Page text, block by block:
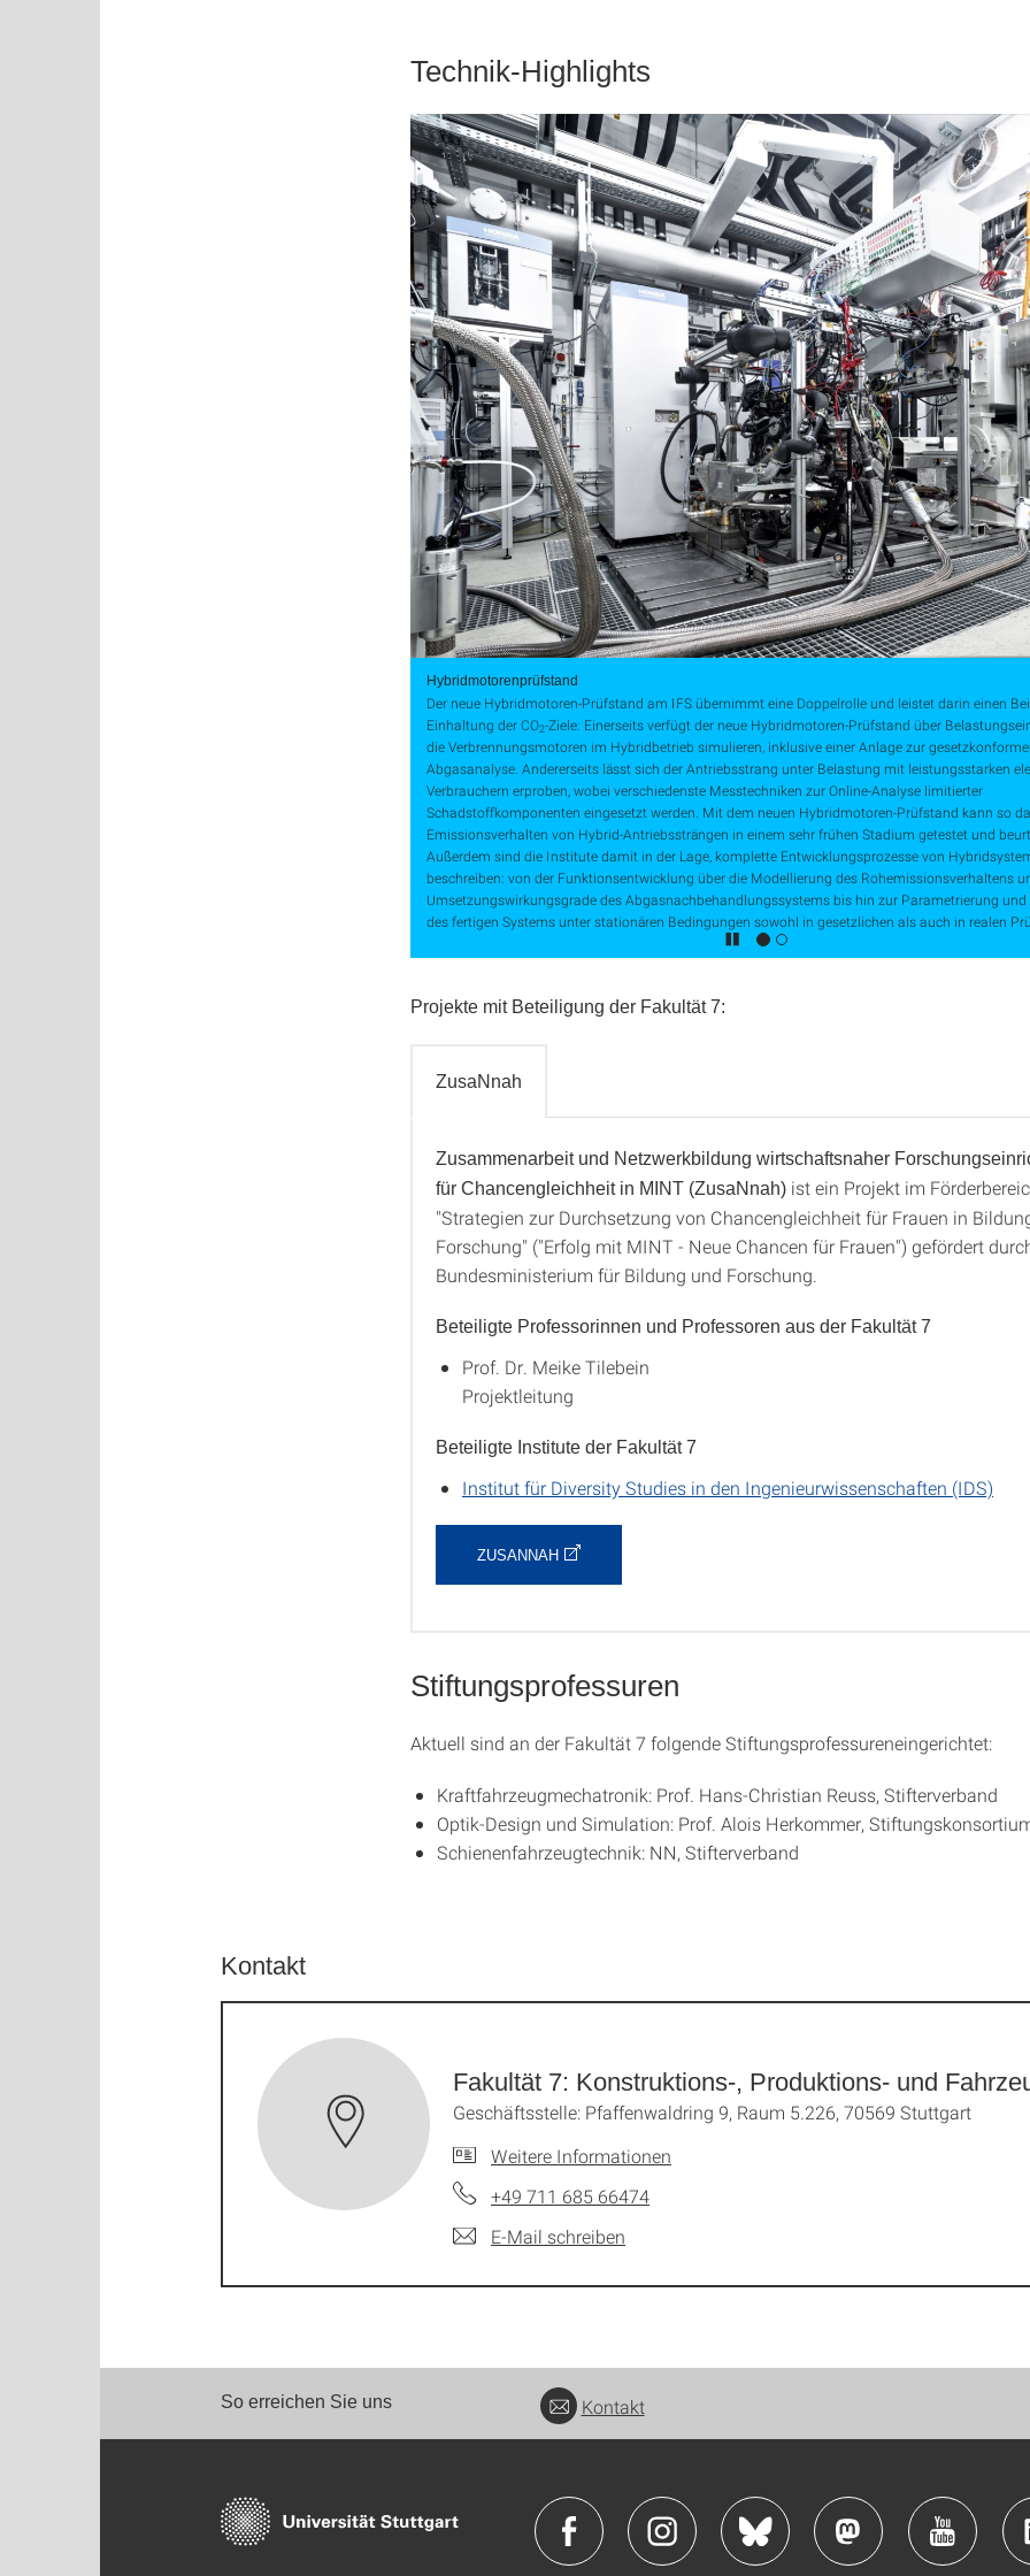
Technik-Highlights
Hybridmotorenprüfstand
Der neue Hybridmotoren-Prüfstand am IFS übernimmt eine Doppelrolle und leistet darin einen
Einhaltung der CO2-Ziele: Einerseits verfügt der neue Hybridmotoren-Prüfstand über
die Verbrennungsmotoren im Hybridbetrieb simulieren, inklusive einer Anlage zur
Abgasanalyse. Andererseits lässt sich der Antriebsstrang unter Belastung mit leistungsstarken
Verbrauchern erproben, wobei verschiedenste Messtechniken zur Online-Analyse limitierter
Schadstoffkomponenten eingesetzt werden. Mit dem neuen Hybridmotoren-Prüfstand kann so
Emissionsverhalten von Hybrid-Antriebssträngen in einem sehr frühen Stadium getestet und
Außerdem sind die Institute damit in der Lage, komplette Entwicklungsprozesse von
beschreiben: von der Funktionsentwicklung über die Modellierung des Rohemissionsverhaltens
Umsetzungswirkungsgrade des Abgasnachbehandlungssystems bis hin zur Parametrierung
des fertigen Systems unter stationären Bedingungen sowohl in gesetzlichen als auch in realen
Projekte mit Beteiligung der Fakultät 7:
ZusaNnah
ZusaNnah
Zusammenarbeit und Netzwerkbildung wirtschaftsnaher
für Chancengleichheit in MINT (ZusaNnah) ist ein Projekt im
"Strategien zur Durchsetzung von Chancengleichheit für Frauen in
Forschung" ("Erfolg mit MINT - Neue Chancen für Frauen") gefördert
Bundesministerium für Bildung und Forschung.
Beteiligte Professorinnen und Professoren aus der Fakultät 7
Prof. Dr. Meike Tilebein
Projektleitung
Beteiligte Institute der Fakultät 7
Institut für Diversity Studies in den Ingenieurwissenschaften (IDS)
ZUSANNAH
Stiftungsprofessuren
Aktuell sind an der Fakultät 7 folgende Stiftungsprofessureneingerichtet:
Kraftfahrzeugmechatronik: Prof. Hans-Christian Reuss, Stifterverband
Optik-Design und Simulation: Prof. Alois Herkommer,
Schienenfahrzeugtechnik: NN, Stifterverband
Kontakt
Fakultät 7: Konstruktions-, Produktions- und
Geschäftsstelle: Pfaffenwaldring 9, Raum 5.226, 70569 Stuttgart
Weitere Informationen
+49 711 685 66474
E-Mail schreiben
So erreichen Sie uns Kontakt